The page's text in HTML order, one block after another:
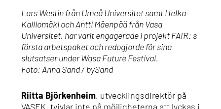
Lars Westin från Umeå Universitet samt Helka
Kalliomäki och Antti Mäenpää från Vasa
Universitet, har varit engagerade i projekt FAIR: s
första arbetspaket och redogjorde för sina
slutsatser under Wasa Future Festival.
Foto: Anna Sand / bySand
Riitta Björkenheim, utvecklingsdirektör på
VASEK, tvivlar inte på möjligheterna att lyckas i